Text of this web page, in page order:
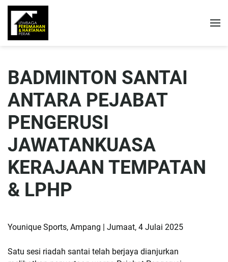
BADMINTON SANTAI
ANTARA PEJABAT
PENGERUSI
JAWATANKUASA
KERAJAAN TEMPATAN
& LPHP
Younique Sports, Ampang | Jumaat, 4 Julai 2025
Satu sesi riadah santai telah berjaya dianjurkan